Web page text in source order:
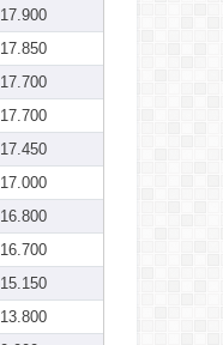
17.900
17.850
17.700
17.700
17.450
17.000
16.800
16.700
15.150
13.800